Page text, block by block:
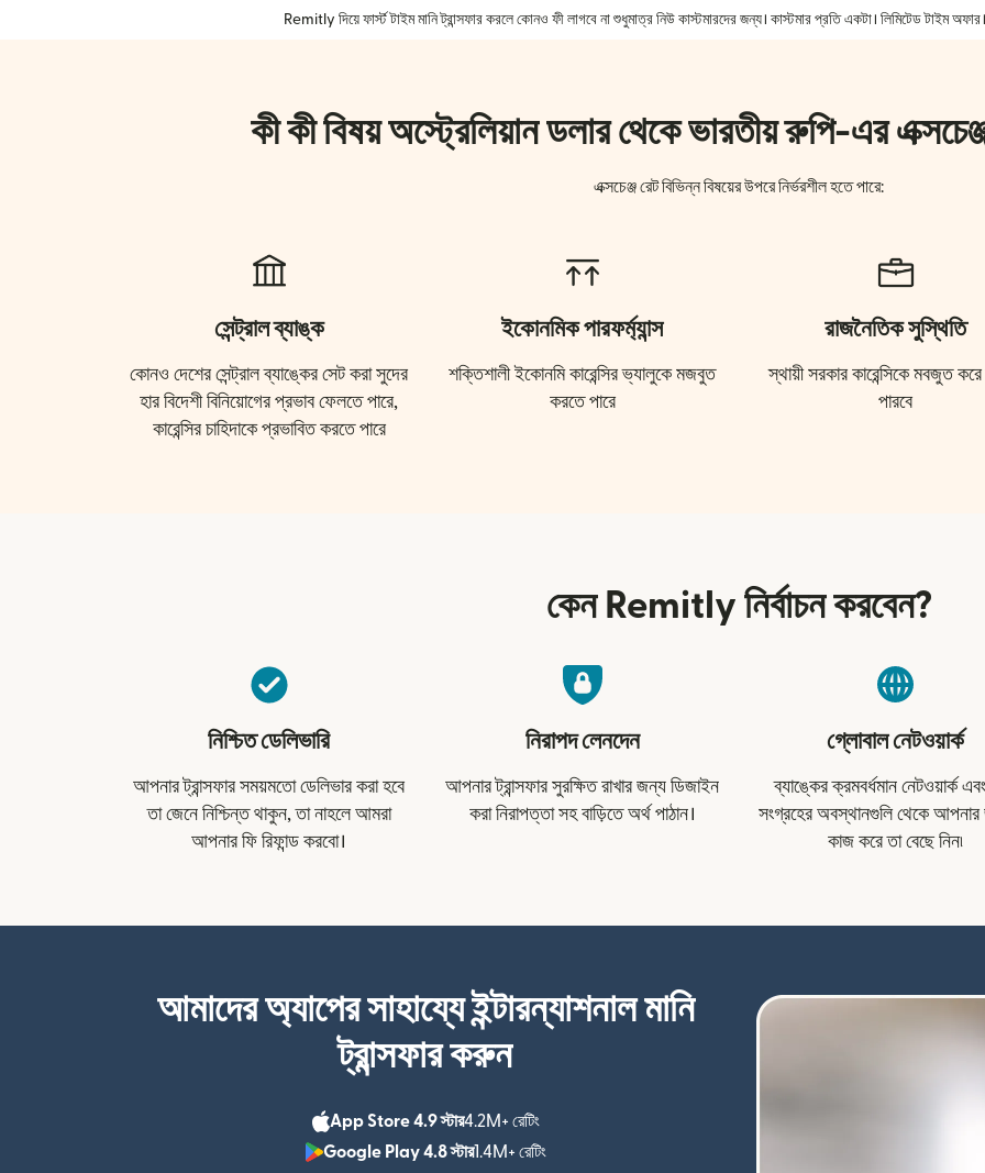
Remitly দিয়ে ফার্স্ট টাইম মানি ট্রান্সফার করলে কোনও ফী লাগবে না শুধুমাত্র নিউ কাস্টমারদের জন্য। কাস্টমার প্রতি একটা। লিমিটেড টাইম
কী কী বিষয় অস্ট্রেলিয়ান ডলার থেকে ভারতীয় রুপি-এর
এক্সচেঞ্জ রেট বিভিন্ন বিষয়ের উপরে নির্ভরশীল হতে পারে:
সেন্ট্রাল ব্যাঙ্ক
কোনও দেশের সেন্ট্রাল ব্যাঙ্কের সেট করা সুদের
হার বিদেশী বিনিয়োগের প্রভাব ফেলতে পারে,
কারেন্সির চাহিদাকে প্রভাবিত করতে পারে
ইকোনমিক পারফর্ম্যান্স
শক্তিশালী ইকোনমি কারেন্সির ভ্যালুকে মজবুত
করতে পারে
রাজনৈতিক সুস্থিতি
স্থায়ী সরকার কারেন্সিকে মবজুত
পারবে
কেন Remitly নির্বাচন করবেন?
নিশ্চিত ডেলিভারি
আপনার ট্রান্সফার সময়মতো ডেলিভার করা হবে
তা জেনে নিশ্চিন্ত থাকুন, তা নাহলে আমরা
আপনার ফি রিফান্ড করবো।
নিরাপদ লেনদেন
আপনার ট্রান্সফার সুরক্ষিত রাখার জন্য ডিজাইন
করা নিরাপত্তা সহ বাড়িতে অর্থ পাঠান।
গ্লোবাল নেটওয়ার্ক
ব্যাঙ্কের ক্রমবর্ধমান নেটওয়ার্ক
সংগ্রহের অবস্থানগুলি থেকে
কাজ করে তা বেছে নিন৷
আমাদের অ্যাপের সাহায্যে ইন্টারন্যাশনাল মানি
ট্রান্সফার করুন
App Store 4.9 স্টার4.2M+ রেটিং
(নতুন উইন্ডোতে খুলবে)
Google Play 4.8 স্টার1.4M+ রেটিং
(নতুন উইন্ডোতে খুলবে)